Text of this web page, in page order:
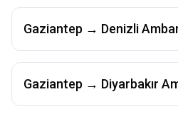
Gaziantep → Denizli
Gaziantep → Diyarbakır